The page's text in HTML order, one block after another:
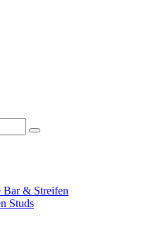
Bar & Streifen
Studs